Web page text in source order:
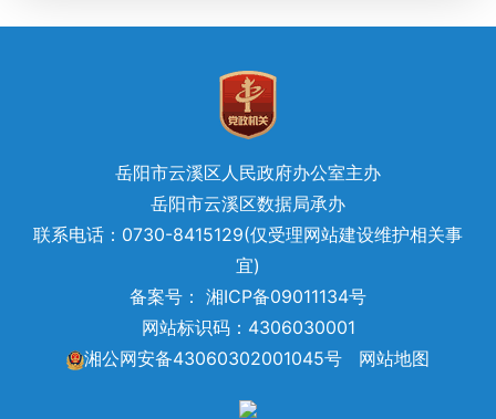
岳阳市云溪区人民政府办公室主办
岳阳市云溪区数据局承办
联系电话：0730-8415129(仅受理网站建设维护相关事
宜)
备案号： 湘ICP备09011134号
网站标识码：4306030001
湘公网安备43060302001045号
网站地图